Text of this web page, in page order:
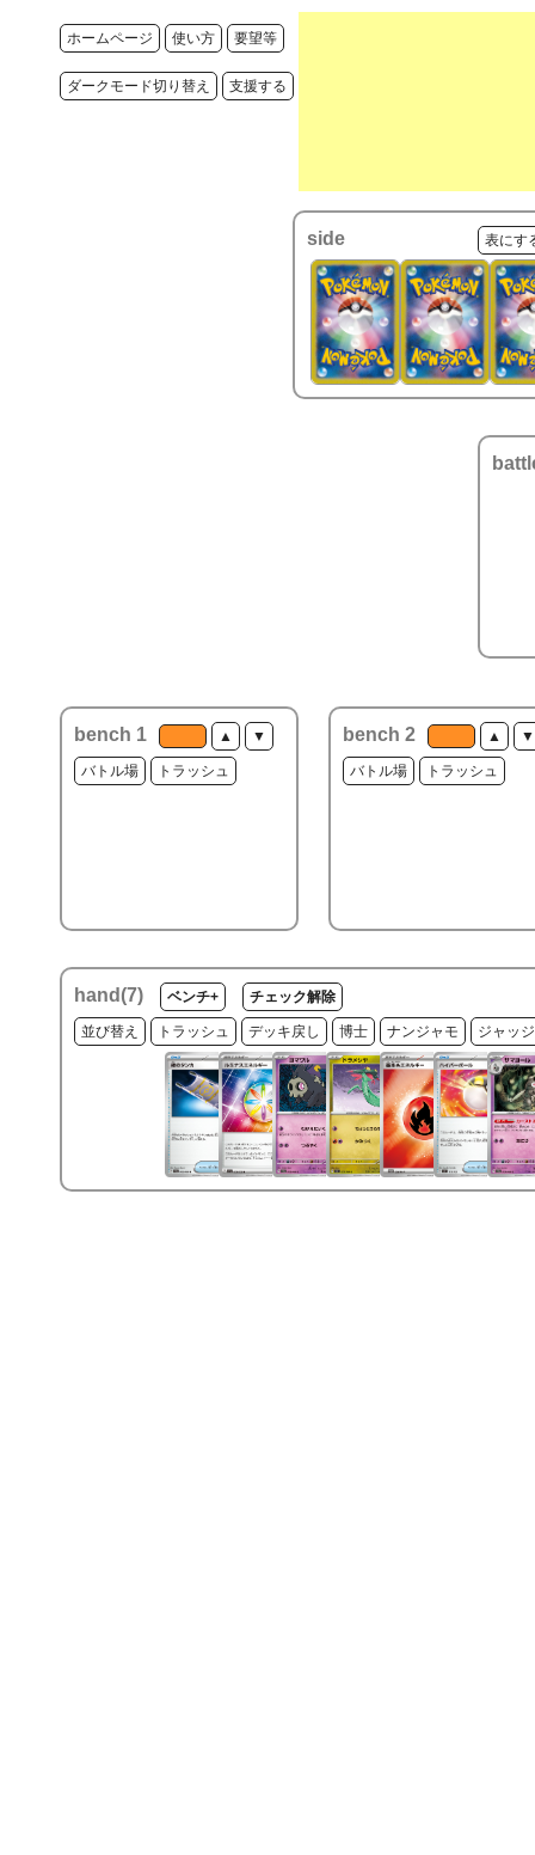
ホームページ 使い方 要望等
ダークモード切り替え 支援する
side 表にす
bench 1 ▲ ▼
バトル場 トラッシュ
bench 2 ▲ ▼
バトル場 トラッシュ
hand(7) ベンチ+ チェック解除
並び替え トラッシュ デッキ戻し 博士 ナンジャモ ジャッ